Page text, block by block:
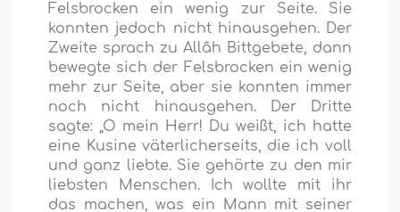
Felsbrocken ein wenig zur Seite. Sie
konnten jedoch nicht hinausgehen. Der
Zweite sprach zu Allâh Bittgebete, dann
bewegte sich der Felsbrocken ein wenig
mehr zur Seite, aber sie konnten immer
noch nicht hinausgehen. Der Dritte
sagte: „O mein Herr! Du weißt, ich hatte
eine Kusine väterlicherseits, die ich voll
und ganz liebte. Sie gehörte zu den mir
liebsten Menschen. Ich wollte mit ihr
das machen, was ein Mann mit seiner